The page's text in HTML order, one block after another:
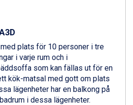
kr.
kr.
kr.
kr.
kr.
8.595 kr.
5.895 kr.
plats för 10 personer i tre
i varje rum och i
som kan fällas ut för en
kök-matsal med gott om plats
lägenheter har en balkong på
i dessa lägenheter.